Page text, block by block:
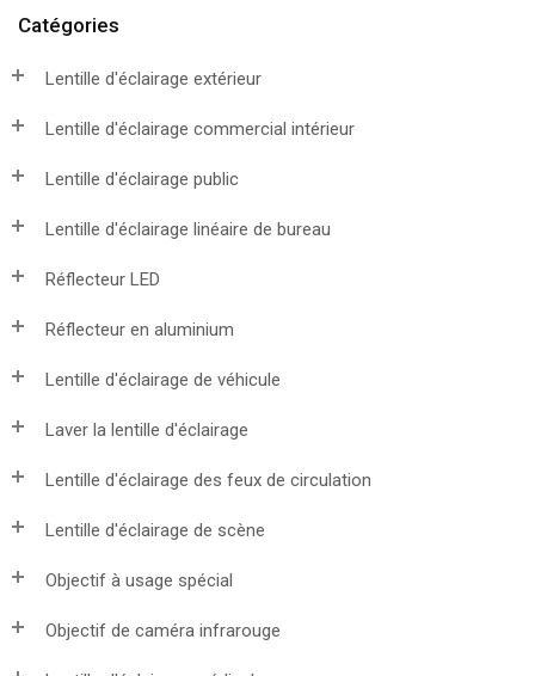
Catégories
Lentille d'éclairage extérieur
Lentille d'éclairage commercial intérieur
Lentille d'éclairage public
Lentille d'éclairage linéaire de bureau
Réflecteur LED
Réflecteur en aluminium
Lentille d'éclairage de véhicule
Laver la lentille d'éclairage
Lentille d'éclairage des feux de circulation
Lentille d'éclairage de scène
Objectif à usage spécial
Objectif de caméra infrarouge